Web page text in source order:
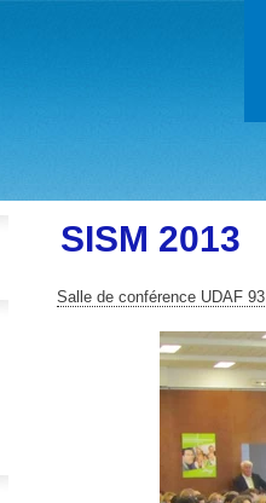
SISM 2013
Salle de conférence UDAF 93